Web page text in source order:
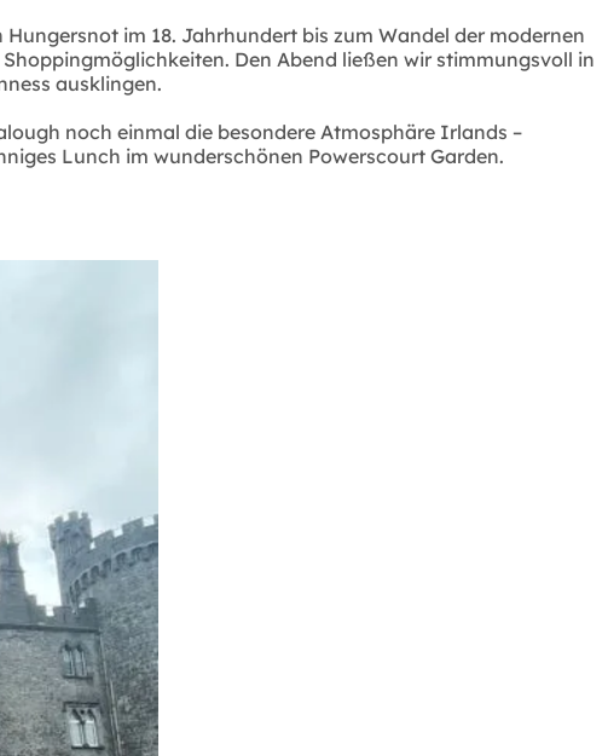
im 18. Jahrhundert bis zum Wandel der modernen
Den Abend ließen wir stimmungsvoll in
ausklingen.
noch einmal die besondere Atmosphäre Irlands –
Lunch im wunderschönen Powerscourt Garden.